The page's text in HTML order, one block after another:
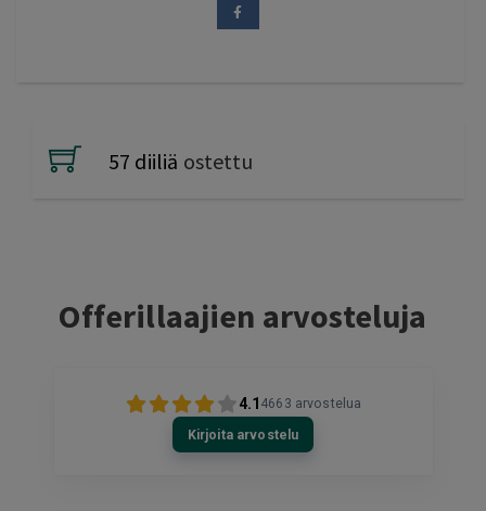
57 diiliä ostettu
Offerillaajien arvosteluja
4.1 4663 arvostelua
Kirjoita arvostelu